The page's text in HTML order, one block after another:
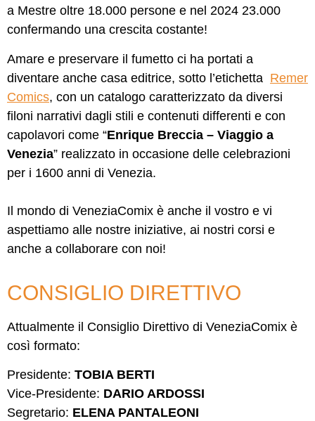
a Mestre oltre 18.000 persone e nel 2024 23.000
confermando una crescita costante!
Amare e preservare il fumetto ci ha portati a
diventare anche casa editrice, sotto l’etichetta Remer
Comics, con un catalogo caratterizzato da diversi
filoni narrativi dagli stili e contenuti differenti e con
capolavori come “Enrique Breccia – Viaggio a
Venezia” realizzato in occasione delle celebrazioni
per i 1600 anni di Venezia.
Il mondo di VeneziaComix è anche il vostro e vi
aspettiamo alle nostre iniziative, ai nostri corsi e
anche a collaborare con noi!
CONSIGLIO DIRETTIVO
Attualmente il Consiglio Direttivo di VeneziaComix è
così formato:
Presidente: TOBIA BERTI
Vice-Presidente: DARIO ARDOSSI
Segretario: ELENA PANTALEONI